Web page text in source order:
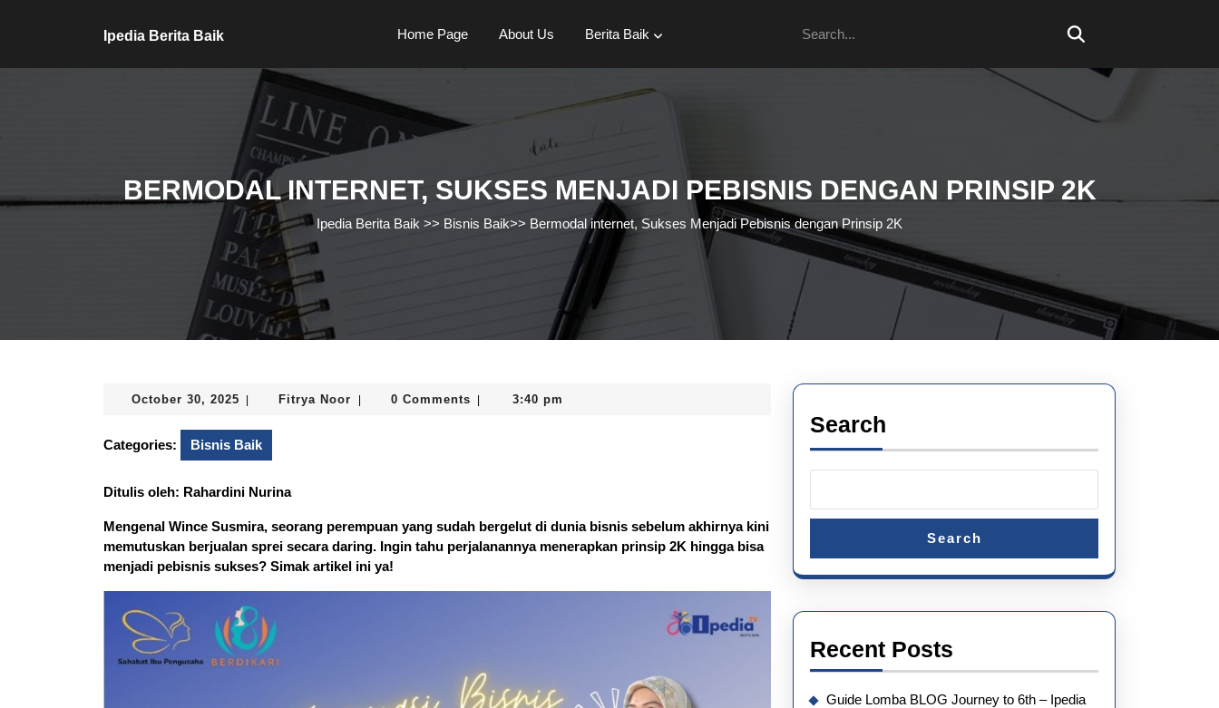
Ipedia Berita Baik Home Page About Us Berita Baik
for:
BERMODAL INTERNET, SUKSES MENJADI PEBISNIS DENGAN PRINSIP 2K
Ipedia Berita Baik >> Bisnis Baik>> Bermodal internet, Sukses Menjadi Pebisnis dengan Prinsip 2K
October 30, 2025 October
2025
Fitrya Noor Fitrya
0 Comments 3:40 pm
Categories: Bisnis Baik
Ditulis oleh: Rahardini Nurina
Mengenal Wince Susmira, seorang perempuan yang sudah bergelut di dunia bisnis sebelum akhirnya kini
memutuskan berjualan sprei secara daring. Ingin tahu perjalanannya menerapkan prinsip 2K hingga bisa
menjadi pebisnis sukses? Simak artikel ini ya!
Search
Search
Recent Posts
Guide Lomba BLOG Journey to 6th – Ipedia